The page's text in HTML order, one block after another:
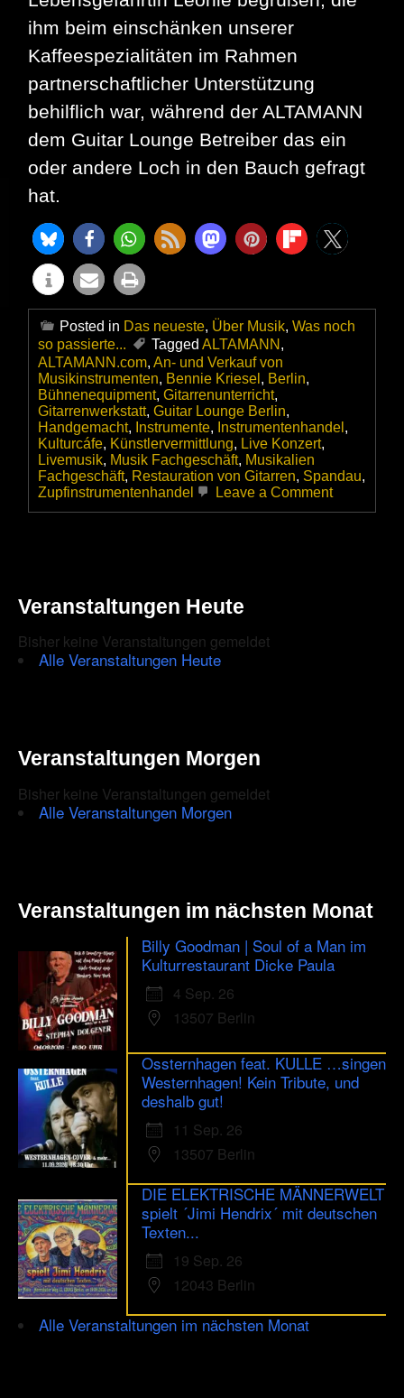
ihm beim einschänken unserer
Kaffeespezialitäten im Rahmen
partnerschaftlicher Unterstützung
behilflich war, während der ALTAMANN
dem Guitar Lounge Betreiber das ein
oder andere Loch in den Bauch gefragt
hat.
Posted in Das neueste, Über Musik, Was noch
so passierte...
Tagged ALTAMANN ,
ALTAMANN.com, An- und Verkauf von
Musikinstrumenten, Bennie Kriesel , Berlin,
Bühnenequipment, Gitarrenunterricht,
Gitarrenwerkstatt, Guitar Lounge Berlin,
Handgemacht, Instrumente, Instrumentenhandel ,
Kulturcáfe, Künstlervermittlung, Live Konzert,
Livemusik, Musik Fachgeschäft, Musikalien
Fachgeschäft, Restauration von Gitarren, Spandau,
Zupfinstrumentenhandel
Leave a Commenton
Veranstaltungen Heute
Bisher keine Veranstaltungen gemeldet
Alle Veranstaltungen Heute
Veranstaltungen Morgen
Bisher keine Veranstaltungen gemeldet
Alle Veranstaltungen Morgen
Veranstaltungen im nächsten Monat
Billy Goodman | Soul of a Man im
Kulturrestaurant Dicke Paula
4 Sep. 26
13507 Berlin
Ossternhagen feat. KULLE …singen
Westernhagen! Kein Tribute, und
deshalb gut!
11 Sep. 26
13507 Berlin
DIE ELEKTRISCHE MÄNNERWELT
spielt ´Jimi Hendrix´ mit deutschen
Texten...
19 Sep. 26
12043 Berlin
Alle Veranstaltungen im nächsten Monat